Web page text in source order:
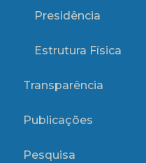
Presidência
Estrutura Física
Transparência
Publicações
Pesquisa